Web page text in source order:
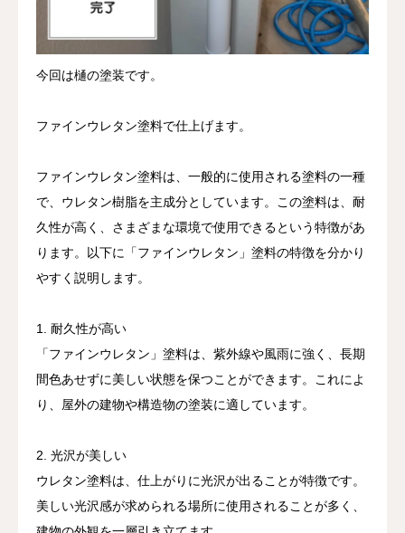
今回は樋の塗装です。
ファインウレタン塗料で仕上げます。
ファインウレタン塗料は、一般的に使用される塗料の一種
で、ウレタン樹脂を主成分としています。この塗料は、耐
久性が高く、さまざまな環境で使用できるという特徴があ
ります。以下に「ファインウレタン」塗料の特徴を分かり
やすく説明します。
1. 耐久性が高い
「ファインウレタン」塗料は、紫外線や風雨に強く、長期
間色あせずに美しい状態を保つことができます。これによ
り、屋外の建物や構造物の塗装に適しています。
2. 光沢が美しい
ウレタン塗料は、仕上がりに光沢が出ることが特徴です。
美しい光沢感が求められる場所に使用されることが多く、